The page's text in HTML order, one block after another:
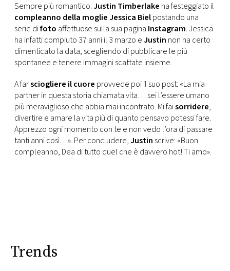
PRINCIPATO
DI
MONACO
RMC
CONSIGLIA
Sempre più romantico:Justin Timberlake ha festeggiato il
compleanno della moglie Jessica Bielpostando una
serie difoto affettuose sulla sua pagina Instagram. Jessica
ha infatti compiuto 37 anni il 3 marzo eJustin non ha certo
dimenticato la data, scegliendo di pubblicare le più
spontanee e tenere immagini scattate insieme.
A farsciogliere il cuore provvede poi il suo post: «La mia
partner in questa storia chiamata vita… sei l’essere umano
più meraviglioso che abbia mai incontrato. Mi faisorridere,
divertire e amare la vita più di quanto pensavo potessi fare.
Apprezzo ogni momento con te e non vedo l’ora di passare
tanti anni così…». Per concludere,Justin scrive: «Buon
compleanno, Dea di tutto quel che è davvero hot! Ti amo».
Trends